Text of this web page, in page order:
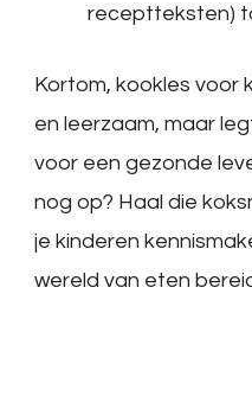
receptteksten)
Kortom, kookles voor
en leerzaam, maar
voor een gezonde
nog op? Haal die
je kinderen
wereld van eten